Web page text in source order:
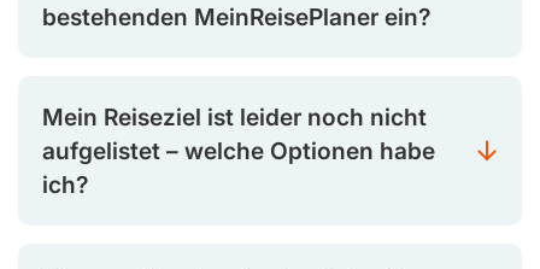
bestehenden MeinReisePlaner ein?
Mein Reiseziel ist leider noch nicht
aufgelistet – welche Optionen habe
ich?